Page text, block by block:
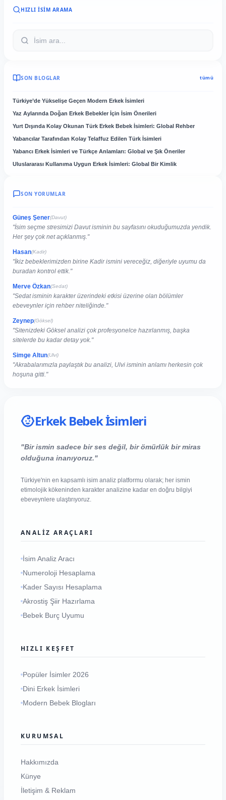
HIZLI İSIM ARAMA
SON BLOGLAR tümü
Türkiye’de Yükselişe Geçen Modern Erkek İsimleri
Yaz Aylarında Doğan Erkek Bebekler İçin İsim Önerileri
Yurt Dışında Kolay Okunan Türk Erkek Bebek İsimleri: Global Rehber
Yabancılar Tarafından Kolay Telaffuz Edilen Türk İsimleri
Yabancı Erkek İsimleri ve Türkçe Anlamları: Global ve Şık Öneriler
Uluslararası Kullanıma Uygun Erkek İsimleri: Global Bir Kimlik
SON YORUMLAR
Güneş Şener(Davut)
"İsim seçme stresimizi Davut isminin bu sayfasını okuduğumuzda yendik.
Her şey çok net açıklanmış."
Hasan(Kadir)
"İkiz bebeklerimizden birine Kadir ismini vereceğiz, diğeriyle uyumu da
buradan kontrol ettik."
Merve Özkan(Sedat)
"Sedat isminin karakter üzerindeki etkisi üzerine olan bölümler
ebeveynler için rehber niteliğinde."
Zeynep(Göksel)
"Sitenizdeki Göksel analizi çok profesyonelce hazırlanmış, başka
sitelerde bu kadar detay yok."
Simge Altun(Ulvi)
"Akrabalarımızla paylaştık bu analizi, Ulvi isminin anlamı herkesin çok
hoşuna gitti."
Erkek Bebek İsimleri
"Bir ismin sadece bir ses değil, bir ömürlük bir miras
olduğuna inanıyoruz."
Türkiye'nin en kapsamlı isim analiz platformu olarak; her ismin
etimolojik kökeninden karakter analizine kadar en doğru bilgiyi
ebeveynlere ulaştırıyoruz.
ANALIZ ARAÇLARI
İsim Analiz Aracı
Numeroloji Hesaplama
Kader Sayısı Hesaplama
Akrostiş Şiir Hazırlama
Bebek Burç Uyumu
HIZLI KEŞFET
Popüler İsimler 2026
Dini Erkek İsimleri
Modern Bebek Blogları
KURUMSAL
Hakkımızda
Künye
İletişim & Reklam